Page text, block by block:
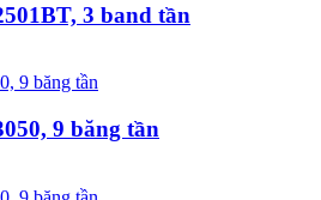
3 band tần
9 băng tần